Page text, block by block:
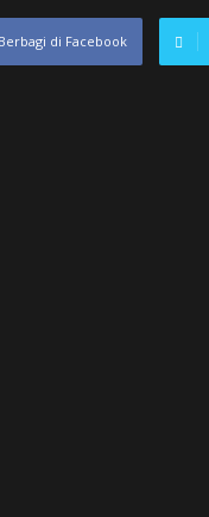
Berbagi di Facebook